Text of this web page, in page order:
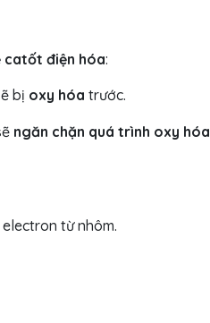
catốt điện hóa:
bị oxy hóa trước.
ngăn chặn quá trình oxy hóa
từ nhôm.